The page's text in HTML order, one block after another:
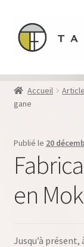
Aller
Aller
au
contenu
Le sur-mesure
Mes réalisations
Blog Tagane
Boutique
Contact
Accueil
gane
Publié le 20
en
Jusqu’à